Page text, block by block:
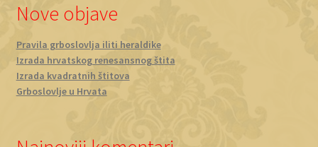
Nove objave
Pravila grboslovlja iliti heraldike
Izrada hrvatskog renesansnog štita
Izrada kvadratnih štitova
Grboslovlje u Hrvata